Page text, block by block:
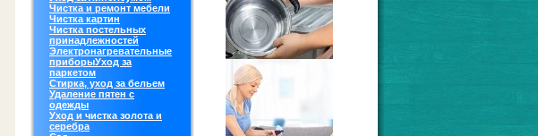
Чистка и ремонт мебели
Чистка картин
Чистка постельных
принадлежностей
Электронагревательные
приборыУход за
паркетoм
Стирка, уход за бельем
Удаление пятен с
одежды
Уход и чистка золота и
серебра